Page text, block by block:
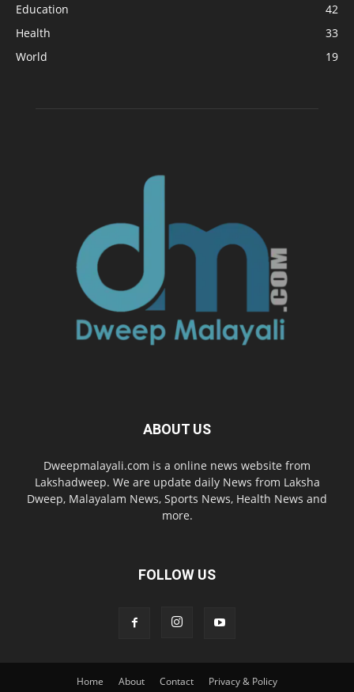
Education
42
Health
33
World
19
ABOUT US
Dweepmalayali.com is a online news website from
Lakshadweep. We are update daily News from Laksha
Dweep, Malayalam News, Sports News, Health News and
more.
FOLLOW US
Home About Contact Privacy & Policy